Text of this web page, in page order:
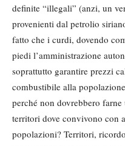
definite “illegali” (anzi, un
provenienti dal petrolio
fatto che i curdi, dovendo
piedi l’amministrazione
soprattutto garantire prezzi
combustibile alla
perché non dovrebbero
territori dove convivono con
popolazioni? Territori,